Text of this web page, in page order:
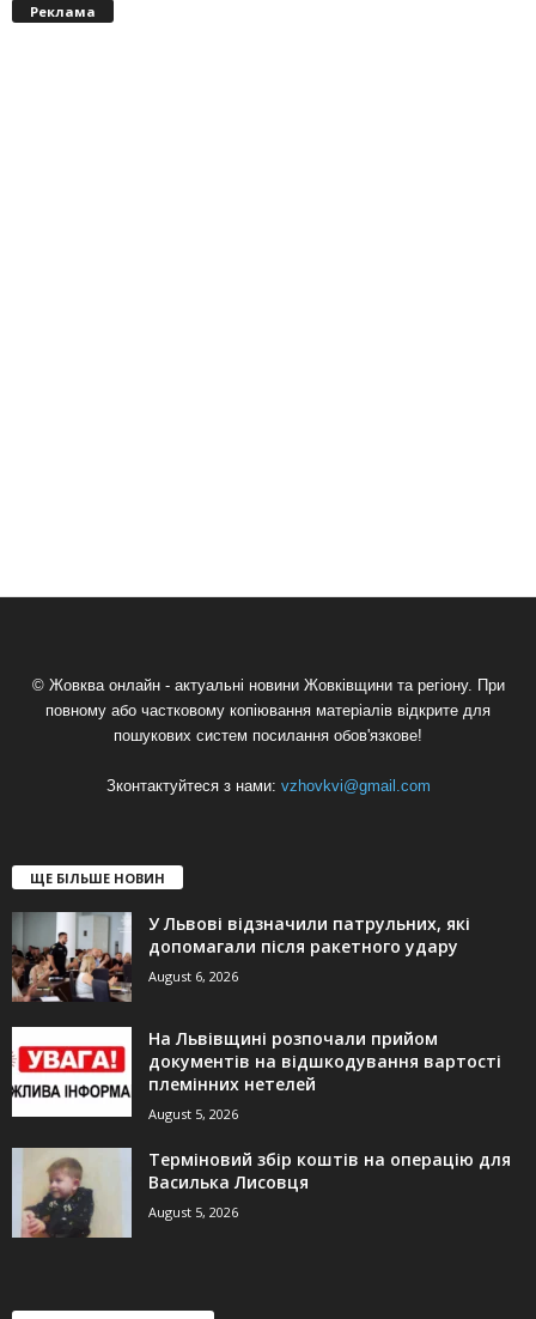
Реклама
© Жовква онлайн - актуальні новини Жовківщини та регіону. При
повному або частковому копіювання матеріалів відкрите для
пошукових систем посилання обов'язкове!
Зконтактуйтеся з нами: vzhovkvi@gmail.com
ЩЕ БІЛЬШЕ НОВИН
У Львові відзначили патрульних, які
допомагали після ракетного удару
August 6, 2026
На Львівщині розпочали прийом
документів на відшкодування вартості
племінних нетелей
August 5, 2026
Терміновий збір коштів на операцію для
Василька Лисовця
August 5, 2026